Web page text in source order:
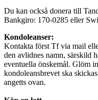
Du kan också donera till
Bankgiro: 170-0285 eller
Kondoleanser:
Kontakta först Tf via mail
den avlidnes namn, särskild
eventuella önskemål. Glöm
kondoleansbrevet ska
angetts ovan.